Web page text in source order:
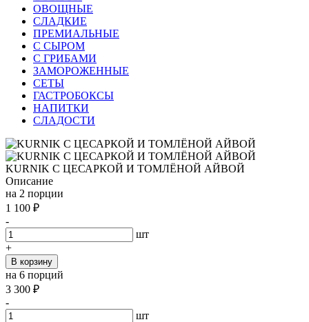
ОВОЩНЫЕ
СЛАДКИЕ
ПРЕМИАЛЬНЫЕ
С СЫРОМ
С ГРИБАМИ
ЗАМОРОЖЕННЫЕ
СЕТЫ
ГАСТРОБОКСЫ
НАПИТКИ
СЛАДОСТИ
KURNIK С ЦЕСАРКОЙ И ТОМЛЁНОЙ АЙВОЙ
Описание
на 2 порции
1 100 ₽
-
шт
+
В корзину
на 6 порций
3 300 ₽
-
шт